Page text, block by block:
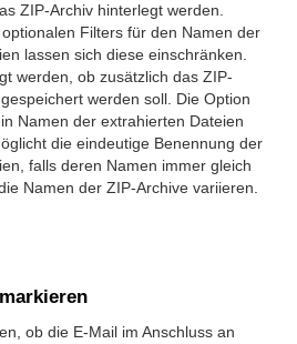
ZIP-Archiv hinterlegt werden.
Filters für den Namen der
lassen sich diese einschränken.
werden, ob zusätzlich das ZIP-
werden soll. Die Option
Namen der extrahierten Dateien
die eindeutige Benennung der
falls deren Namen immer gleich
Namen der ZIP-Archive variieren.
ob die E-Mail im Anschluss an